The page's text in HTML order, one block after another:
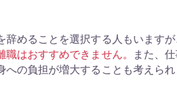
めることを選択する人もいますが
はおすすめできません。
また、
の負担が増大することも考えら